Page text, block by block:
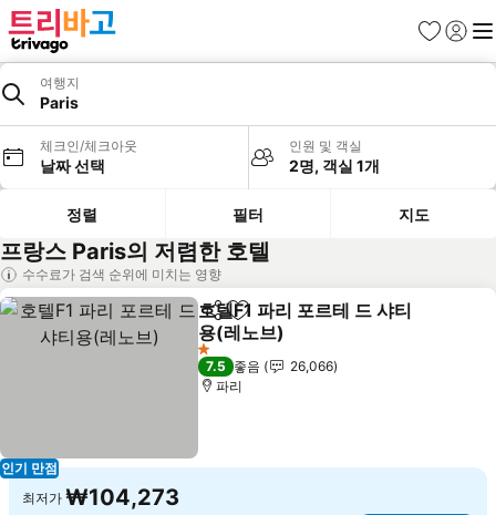
즐겨찾기
로그인
메
여행지
Paris
체크인/체크아웃
날짜 선택
인원 및 객실
2명, 객실 1개
정렬 필터 지도
프랑스 Paris의 저렴한 호텔
수수료가 검색 순위에 미치는 영향
인기 만점
공유 즐겨찾기에 추가
호텔F1 파리 포르테 드 샤티
용(레노브)
1 성급
7.5 좋음
26,066
파리
최저가 ₩104,273